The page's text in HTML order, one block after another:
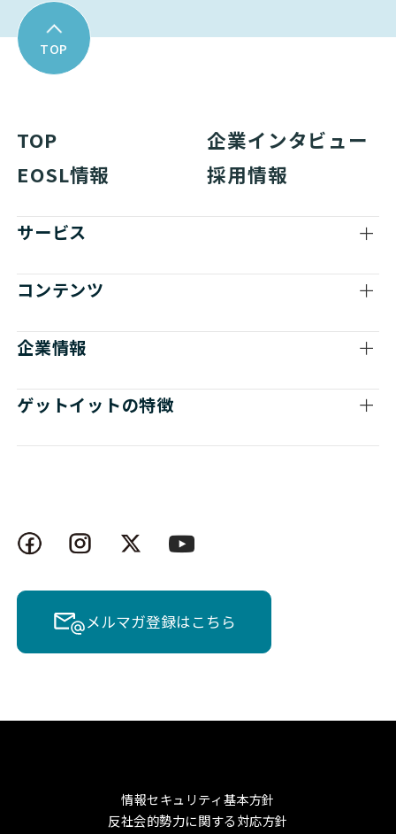
TOP
TOP
企業インタビュー
EOSL情報
採用情報
サービス
コンテンツ
企業情報
ゲットイットの特徴
メルマガ登録はこちら
情報セキュリティ基本方針
反社会的勢力に関する対応方針